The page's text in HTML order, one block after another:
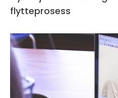
flytteprosess